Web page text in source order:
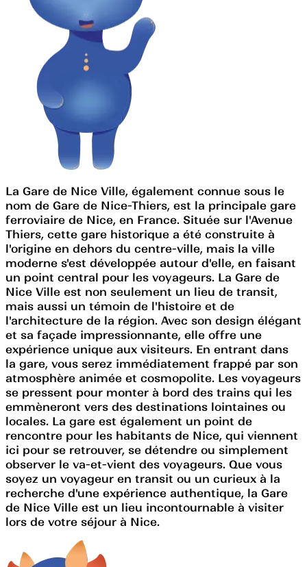
La Gare de Nice Ville, également connue sous le
nom de Gare de Nice-Thiers, est la principale gare
ferroviaire de Nice, en France. Située sur l'Avenue
Thiers, cette gare historique a été construite à
l'origine en dehors du centre-ville, mais la ville
moderne s'est développée autour d'elle, en faisant
un point central pour les voyageurs. La Gare de
Nice Ville est non seulement un lieu de transit,
mais aussi un témoin de l'histoire et de
l'architecture de la région. Avec son design élégant
et sa façade impressionnante, elle offre une
expérience unique aux visiteurs. En entrant dans
la gare, vous serez immédiatement frappé par son
atmosphère animée et cosmopolite. Les voyageurs
se pressent pour monter à bord des trains qui les
emmèneront vers des destinations lointaines ou
locales. La gare est également un point de
rencontre pour les habitants de Nice, qui viennent
ici pour se retrouver, se détendre ou simplement
observer le va-et-vient des voyageurs. Que vous
soyez un voyageur en transit ou un curieux à la
recherche d'une expérience authentique, la Gare
de Nice Ville est un lieu incontournable à visiter
lors de votre séjour à Nice.